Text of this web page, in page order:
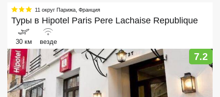
11 округ Парижа, Франция
Туры в Hipotel Paris Pere Lachaise Republique
30 км везде
7.2
Северный Гоа
Южный Гоа
Занзибар
Абхазия
Большой Сочи